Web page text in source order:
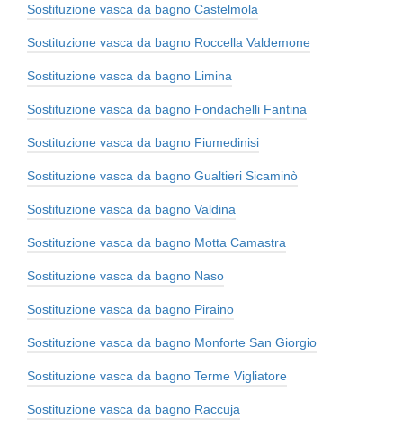
Sostituzione vasca da bagno Castelmola
Sostituzione vasca da bagno Roccella Valdemone
Sostituzione vasca da bagno Limina
Sostituzione vasca da bagno Fondachelli Fantina
Sostituzione vasca da bagno Fiumedinisi
Sostituzione vasca da bagno Gualtieri Sicaminò
Sostituzione vasca da bagno Valdina
Sostituzione vasca da bagno Motta Camastra
Sostituzione vasca da bagno Naso
Sostituzione vasca da bagno Piraino
Sostituzione vasca da bagno Monforte San Giorgio
Sostituzione vasca da bagno Terme Vigliatore
Sostituzione vasca da bagno Raccuja